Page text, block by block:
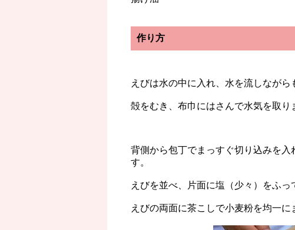
作り方
えびは水の中に入れ、水を流しながら
殻をむき、布巾にはさんで水気を取り
背側から包丁でまっすぐ切り込みを
す。
えびを並べ、片面に塩（少々）をふっ
えびの両面に茶こしで小麦粉を均一に